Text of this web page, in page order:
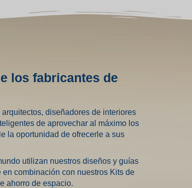
los fabricantes de
diseñadores de interiores
de aprovechar al máximo los
la oportunidad de ofrecerle a sus
utilizan nuestros diseños y guías
combinación con nuestros Kits de
ahorro de espacio.